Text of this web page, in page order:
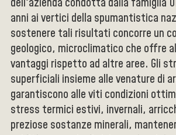
anni ai vertici della spumantistica
sostenere tali risultati concorre un
geologico, microclimatico che offre
vantaggi rispetto ad altre aree. Gli
superficiali insieme alle venature di
garantiscono alle viti condizioni
stress termici estivi, invernali,
preziose sostanze minerali,